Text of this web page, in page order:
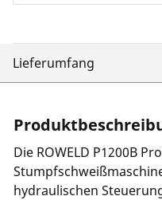
Lieferumfang
Die ROWELD P1200B
hydraulischen